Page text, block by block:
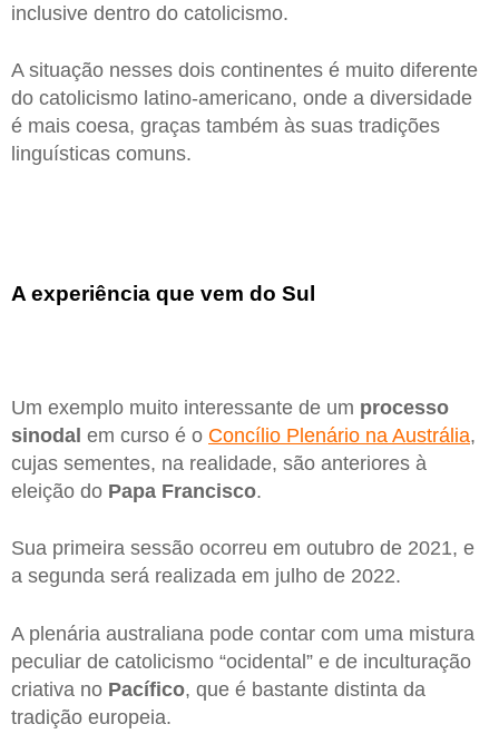
inclusive dentro do catolicismo.
A situação nesses dois continentes é muito diferente
do catolicismo latino-americano, onde a diversidade
é mais coesa, graças também às suas tradições
linguísticas comuns.
A experiência que vem do Sul
Um exemplo muito interessante de um processo
sinodal em curso é o Concílio Plenário na Austrália,
cujas sementes, na realidade, são anteriores à
eleição do Papa Francisco.
Sua primeira sessão ocorreu em outubro de 2021, e
a segunda será realizada em julho de 2022.
A plenária australiana pode contar com uma mistura
peculiar de catolicismo “ocidental” e de inculturação
criativa no Pacífico, que é bastante distinta da
tradição europeia.